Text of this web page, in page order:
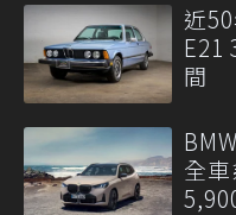
近
E21
間
全